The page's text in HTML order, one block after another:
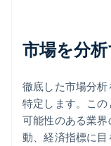
市場を分
徹底した市場分
特定します。こ
可能性のある業
動、経済指標に